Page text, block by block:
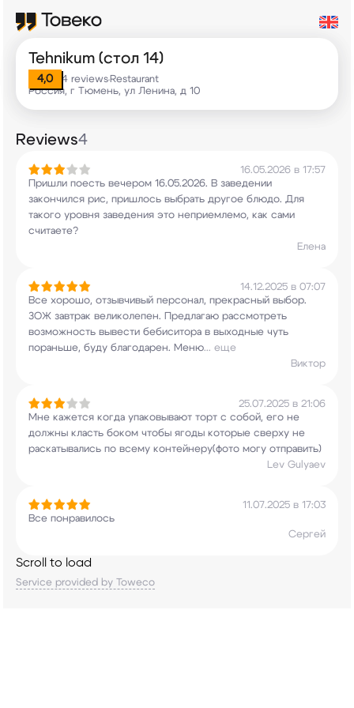
Tehnikum (стол 14)
4,0 4 reviews•Restaurant
Россия, г Тюмень, ул Ленина, д 10
Reviews4
16.05.2026 в 17:57
Пришли поесть вечером 16.05.2026. В заведении
закончился рис, пришлось выбрать другое блюдо. Для
такого уровня заведения это неприемлемо, как сами
считаете?
Елена
14.12.2025 в 07:07
Все хорошо, отзывчивый персонал, прекрасный выбор.
ЗОЖ завтрак великолепен. Предлагаю рассмотреть
возможность вывести бебиситора в выходные чуть
пораньше, буду благодарен. Меню... еще
Виктор
25.07.2025 в 21:06
Мне кажется когда упаковывают торт с собой, его не
должны класть боком чтобы ягоды которые сверху не
раскатывались по всему контейнеру(фото могу отправить)
Lev Gulyaev
11.07.2025 в 17:03
Все понравилось
Сергей
Scroll to load
Service provided by Toweco